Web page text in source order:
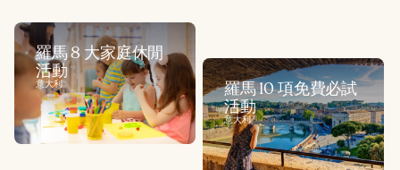
羅馬 8 大家庭休閒
活動
意大利
羅馬 10 項免費必試
活動
意大利